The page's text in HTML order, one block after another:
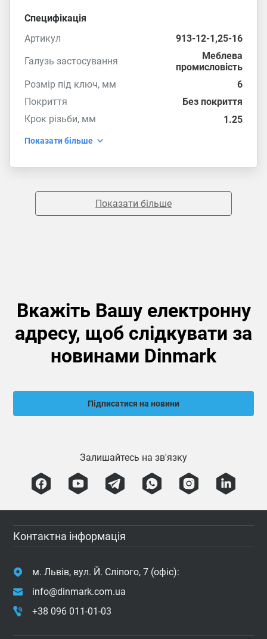
Специфікація
Артикул
913-12-1,25-16
Галузь застосування
Меблева
промисловість
Розмір під ключ, мм
6
Покриття
Без покриття
Крок різьби, мм
1.25
Показати більше
Показати більше
Вкажіть Вашу електронну
адресу, щоб слідкувати за
новинами Dinmark
Підписатися на новини
Залишайтесь на зв'язку
Контактна інформація
м. Львів, вул. Й. Сліпого, 7 (офіс):
info@dinmark.com.ua
+38 096 011-01-03